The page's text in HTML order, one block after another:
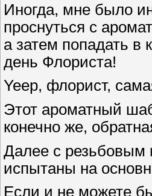
Иногда, мне было
проснуться с
а затем попадать в
день Флориста!
Yeep, флорист,
Этот ароматный
конечно же,
Далее с резьбовым
испытаны на
Если и не можете